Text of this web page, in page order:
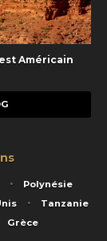
Américain
Polynésie
Tanzanie
Grèce